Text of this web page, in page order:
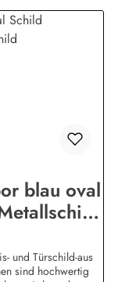
blau oval
und Türschild-aus
sind hochwertig